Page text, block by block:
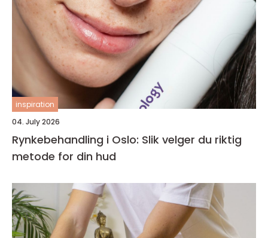
inspiration
04. July 2026
Rynkebehandling i Oslo: Slik velger du riktig
metode for din hud